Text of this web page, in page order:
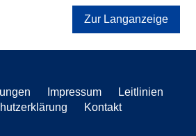
Zur Langanzeige
Impressum
Leitlinien
Kontakt